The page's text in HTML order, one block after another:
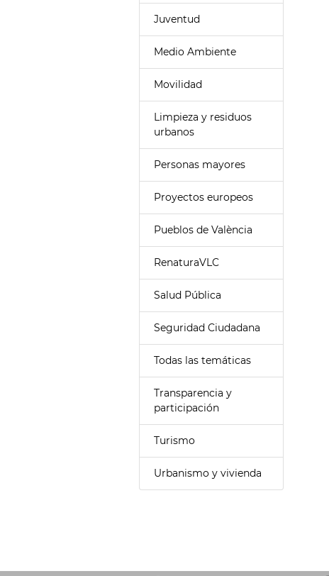
Juventud
Medio Ambiente
Movilidad
Limpieza y residuos
urbanos
Personas mayores
Proyectos europeos
Pueblos de València
RenaturaVLC
Salud Pública
Seguridad Ciudadana
Todas las temáticas
Transparencia y
participación
Turismo
Urbanismo y vivienda